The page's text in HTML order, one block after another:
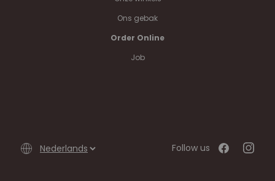
Ons gebak
Order Online
Job
Follow us